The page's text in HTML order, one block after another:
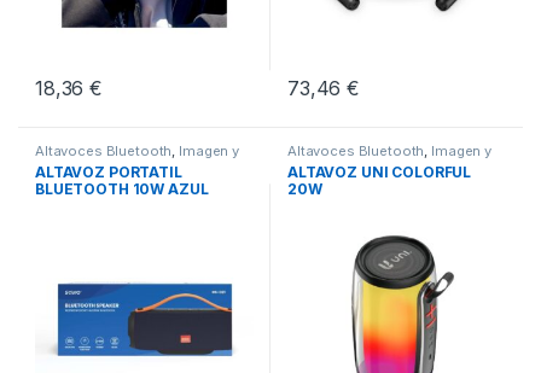
18,36€ 73,46€
Altavoces Bluetooth Imagen y
Sonido,Sonido
ALTAVOZ PORTATIL
BLUETOOTH 10W AZUL
Altavoces Bluetooth Imagen y
Sonido,Sonido
ALTAVOZ UNI COLORFUL
20W